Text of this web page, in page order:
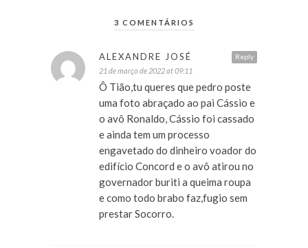
3 COMENTÁRIOS
Reply
ALEXANDRE JOSÉ
21 de março de 2022 at 09:11
Ô Tião,tu queres que pedro poste
uma foto abraçado ao pai Cássio e
o avô Ronaldo, Cássio foi cassado
e ainda tem um processo
engavetado do dinheiro voador do
edifício Concord e o avô atirou no
governador buriti a queima roupa
e como todo brabo faz,fugio sem
prestar Socorro.